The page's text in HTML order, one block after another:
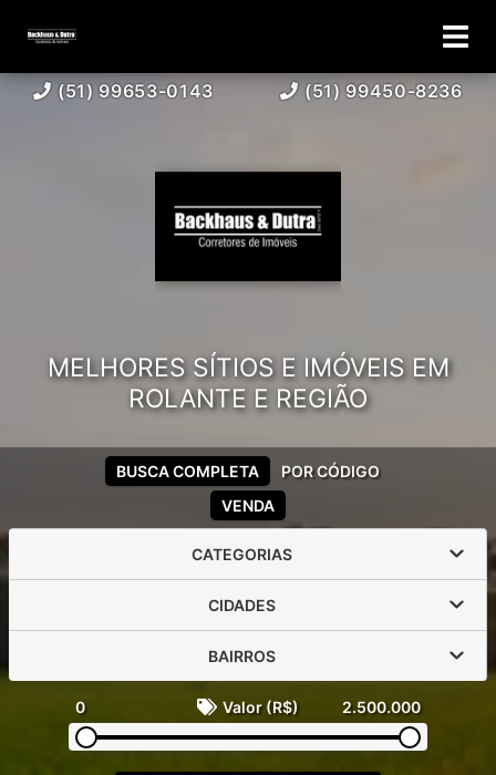
(51) 99653-0143 (51) 99450-8236
MELHORES SÍTIOS E IMÓVEIS EM
ROLANTE E REGIÃO
VENDA
BUSCA COMPLETA POR CÓDIGO
CATEGORIAS
CIDADES
BAIRROS
0 Valor (R$) 2.500.000